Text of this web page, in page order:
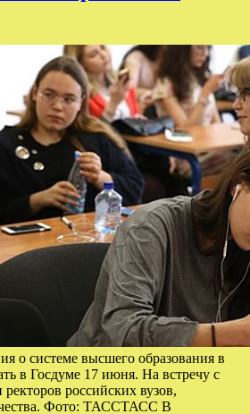
о системе высшего образования в
в Госдуме 17 июня. На встречу с
российских вузов,
Фото: ТАССТАСС В